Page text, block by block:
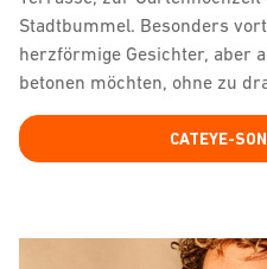
Stadtbummel. Besonders
herzförmige Gesichter, aber
betonen möchten, ohne zu
CATEYE-